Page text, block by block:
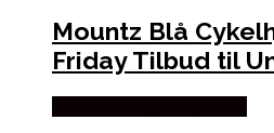
Mountz Blå
Friday Tilbud til